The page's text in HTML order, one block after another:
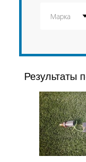
Результаты